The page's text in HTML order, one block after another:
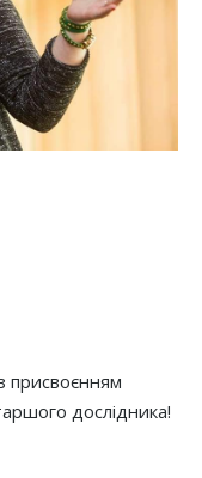
присвоєнням
дослідника!